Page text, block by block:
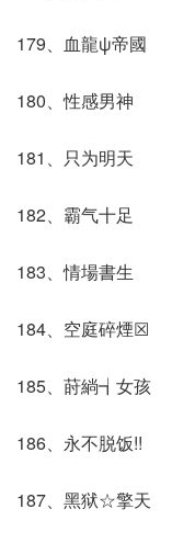
179、血龍ψ帝國
180、性感男神
181、只为明天
182、霸气十足
183、情場書生
184、空庭碎煙☒
185、莳緔┪女孩
186、永不脱饭!!
187、黑狱☆擎天